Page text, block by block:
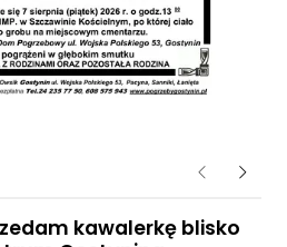
Poprzednie
kawalerkę blisko